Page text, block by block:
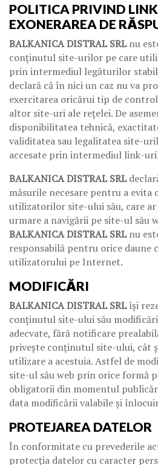
POLITICA PRIVIND
EXONERAREA DE
BALKANICA DISTRAL SRLnu
conținutul site-urilor pe care
prin intermediul legăturilor
declară că în nici un caz nu va
exercitarea oricărui tip de
altor site-uri ale rețelei. De
disponibilitatea tehnică,
validitatea sau legalitatea site-
accesate prin intermediul link-
BALKANICA DISTRAL SRL
măsurile necesare pentru a evita
utilizatorilor site-ului său, care ar
urmare a navigării pe site-ul său
BALKANICA DISTRAL SRLnu
responsabilă pentru orice daune
utilizatorului pe Internet.
MODIFICĂRI
BALKANICA DISTRAL SRLîși
conținutul site-ului său
adecvate, fără notificare
privește conținutul site-ului, cât
utilizare a acestuia. Astfel de
site-ul său web prin orice formă
obligatorii din momentul
data modificării valabile și
PROTEJAREA DATELOR
În conformitate cu prevederile
protecția datelor cu caracter